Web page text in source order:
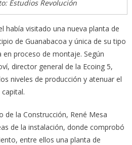
Estudios Revolución
había visitado una nueva planta de
de Guanabacoa y única de su tipo
en proceso de montaje. Según
director general de la Ecoing 5,
niveles de producción y atenuar el
de la Construcción, René Mesa
de la instalación, donde comprobó
entre ellos una planta de